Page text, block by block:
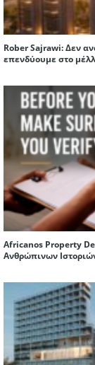
Rober Sajrawi: Δεν
επενδύουμε στο
Africanos Property
Ανθρώπινων